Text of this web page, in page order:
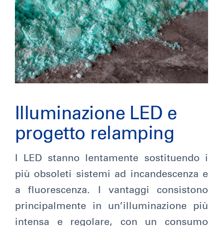
Illuminazione LED e
progetto relamping
I LED stanno lentamente sostituendo i
più obsoleti sistemi ad incandescenza e
a fluorescenza. I vantaggi consistono
principalmente in un’illuminazione più
intensa e regolare, con un consumo